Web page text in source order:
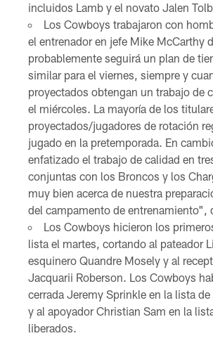
incluidos Lamb y el novato Jalen
Los Cowboys trabajaron con
el entrenador en jefe Mike McCarthy
probablemente seguirá un plan de
similar para el viernes, siempre y
proyectados obtengan un trabajo de
el miércoles. La mayoría de los
proyectados/jugadores de rotación
jugado en la pretemporada. En
enfatizado el trabajo de calidad en
conjuntas con los Broncos y los
muy bien acerca de nuestra
del campamento de entrenamiento",
Los Cowboys hicieron los
lista el martes, cortando al pateador
esquinero Quandre Mosely y al
Jacquarii Roberson. Los Cowboys
cerrada Jeremy Sprinkle en la lista
y al apoyador Christian Sam en la
liberados.